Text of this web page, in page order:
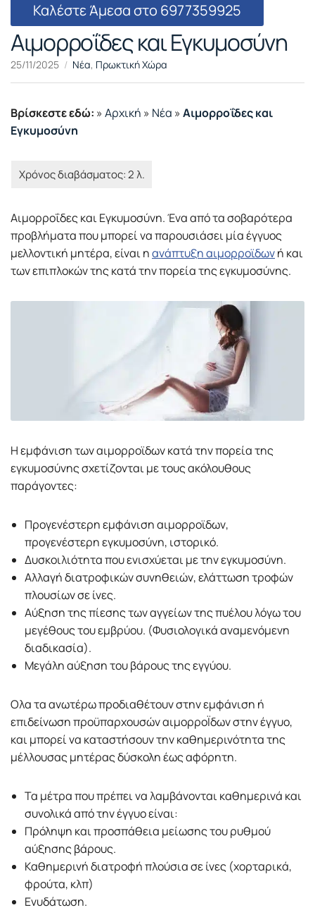
Καλέστε Άμεσα στο 6977359925
Αιμορροΐδες και Εγκυμοσύνη
25/11/2025 Νέα, Πρωκτική Χώρα
Βρίσκεστε εδώ: » Αρχική » Νέα » Αιμορροΐδες και
Εγκυμοσύνη
Αιμορροΐδες και Εγκυμοσύνη. Ένα από τα σοβαρότερα
προβλήματα που μπορεί να παρουσιάσει μία έγγυος
μελλοντική μητέρα, είναι ηανάπτυξη αιμορροϊδωνή και
των επιπλοκών της κατά την πορεία της εγκυμοσύνης.
Η εμφάνιση των αιμορροϊδων κατά την πορεία της
εγκυμοσύνης σχετίζονται με τους ακόλουθους
παράγοντες:
Προγενέστερη εμφάνιση αιμορροϊδων,
προγενέστερη εγκυμοσύνη, ιστορικό.
Δυσκοιλιότητα που ενισχύεται με την εγκυμοσύνη.
Αλλαγή διατροφικών συνηθειών, ελάττωση τροφών
πλουσίων σε ίνες.
Αύξηση της πίεσης των αγγείων της πυέλου λόγω του
μεγέθους του εμβρύου. (Φυσιολογικά αναμενόμενη
διαδικασία).
Μεγάλη αύξηση του βάρους της εγγύου.
Ολα τα ανωτέρω προδιαθέτουν στην εμφάνιση ή
επιδείνωση προϋπαρχουσών αιμορροΪδων στην έγγυο,
και μπορεί να καταστήσουν την καθημερινότητα της
μέλλουσας μητέρας δύσκολη έως αφόρητη.
Τα μέτρα που πρέπει να λαμβάνονται καθημερινά και
συνολικά από την έγγυο είναι:
Πρόληψη και προσπάθεια μείωσης του ρυθμού
αύξησης βάρους.
Καθημερινή διατροφή πλούσια σε ίνες (χορταρικά,
φρούτα, κλπ)
Ενυδάτωση.